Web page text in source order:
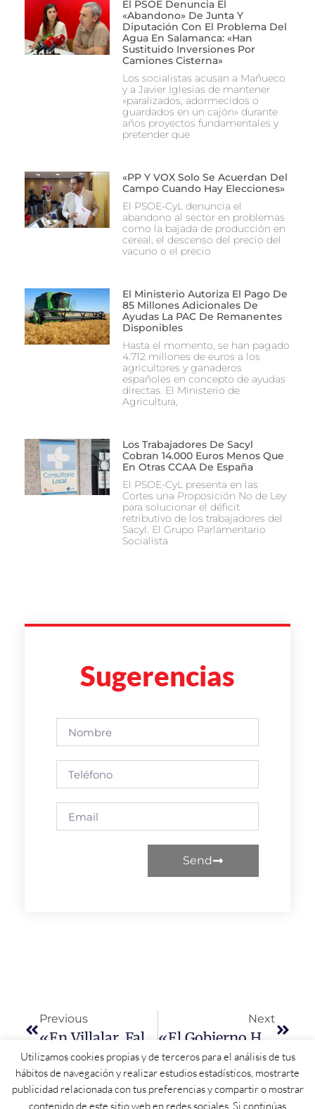
El PSOE Denuncia El
«abandono» De Junta Y
Diputación Con El Problema Del
Agua En Salamanca: «Han
Sustituido Inversiones Por
Camiones Cisterna»
Los socialistas acusan a Mañueco
y a Javier Iglesias de mantener
«paralizados, adormecidos o
guardados en un cajón» durante
años proyectos fundamentales y
pretender que
«PP Y VOX Solo Se Acuerdan Del
Campo Cuando Hay Elecciones»
El PSOE-CyL denuncia el
abandono al sector en problemas
como la bajada de producción en
cereal, el descenso del precio del
vacuno o el precio
El Ministerio Autoriza El Pago De
85 Millones Adicionales De
Ayudas La PAC De Remanentes
Disponibles
Hasta el momento, se han pagado
4.712 millones de euros a los
agricultores y ganaderos
españoles en concepto de ayudas
directas. El Ministerio de
Agricultura,
Los Trabajadores De Sacyl
Cobran 14.000 Euros Menos Que
En Otras CCAA De España
El PSOE-CyL presenta en las
Cortes una Proposición No de Ley
para solucionar el déficit
retributivo de los trabajadores del
Sacyl. El Grupo Parlamentario
Socialista
Sugerencias
Send
Previous Next
«El Gobierno Ha Desplegado Un Plan De Respuesta Para Proteger A Los Sectores Afectados Por Los Aranceles»
Utilizamos cookies propias y de terceros para el análisis de tus
hábitos de navegación y realizar estudios estadísticos, mostrarte
publicidad relacionada con tus preferencias y compartir o mostrar
contenido de este sitio web en redes sociales. Si continúas